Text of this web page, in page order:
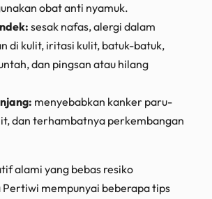
obat anti nyamuk.
sesak nafas, alergi dalam
di kulit, iritasi kulit, batuk-batuk,
dan pingsan atau hilang
menyebabkan kanker paru-
dan terhambatnya perkembangan
alami yang bebas resiko
Pertiwi mempunyai beberapa tips